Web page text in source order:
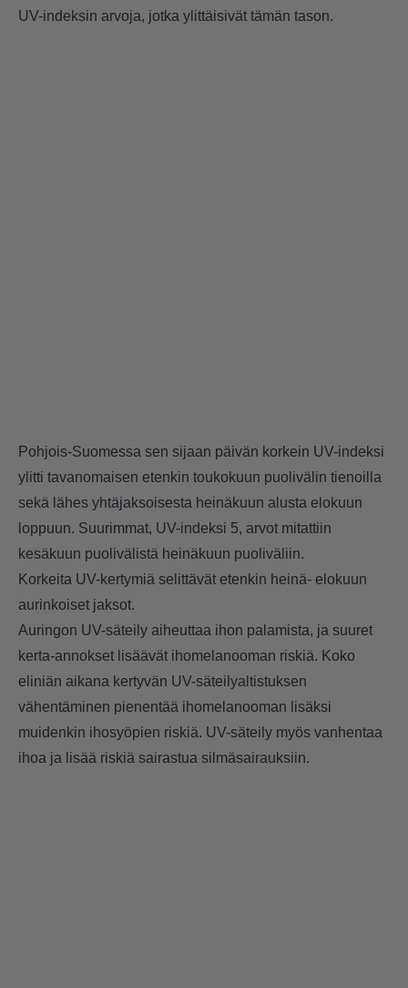
UV-indeksin arvoja, jotka ylittäisivät tämän tason.
Pohjois-Suomessa sen sijaan päivän korkein UV-indeksi
ylitti tavanomaisen etenkin toukokuun puolivälin tienoilla
sekä lähes yhtäjaksoisesta heinäkuun alusta elokuun
loppuun. Suurimmat, UV-indeksi 5, arvot mitattiin
kesäkuun puolivälistä heinäkuun puoliväliin.
Korkeita UV-kertymiä selittävät etenkin heinä- elokuun
aurinkoiset jaksot.
Auringon UV-säteily aiheuttaa ihon palamista, ja suuret
kerta-annokset lisäävät ihomelanooman riskiä. Koko
eliniän aikana kertyvän UV-säteilyaltistuksen
vähentäminen pienentää ihomelanooman lisäksi
muidenkin ihosyöpien riskiä. UV-säteily myös vanhentaa
ihoa ja lisää riskiä sairastua silmäsairauksiin.